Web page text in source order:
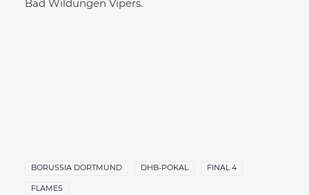
Bad Wildungen Vipers.
BORUSSIA DORTMUND DHB-POKAL FINAL 4
FLAMES